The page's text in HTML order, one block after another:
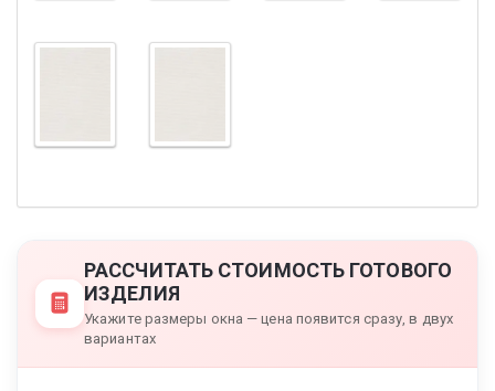
РАССЧИТАТЬ СТОИМОСТЬ ГОТОВОГО
ИЗДЕЛИЯ
Укажите размеры окна — цена появится сразу, в двух
вариантах